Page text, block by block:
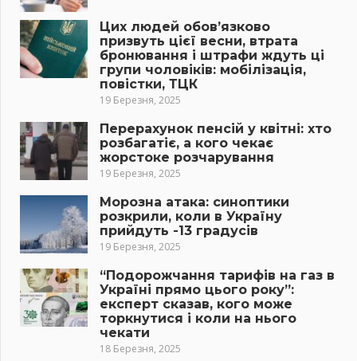
Цих людей обов’язково
призвуть цієї весни, втрата
бронювання і штрафи ждуть ці
групи чоловіків: мобілізація,
повістки, ТЦК
19 Березня, 2025
Перерахунок пенсій у квітні: хто
розбагатіє, а кого чекає
жорстоке розчарування
19 Березня, 2025
Морозна атака: синоптики
розкрили, коли в Україну
прийдуть -13 градусів
19 Березня, 2025
“Подорожчання тарифів на газ в
Україні прямо цього року”:
експерт сказав, кого може
торкнутися і коли на нього
чекати
18 Березня, 2025